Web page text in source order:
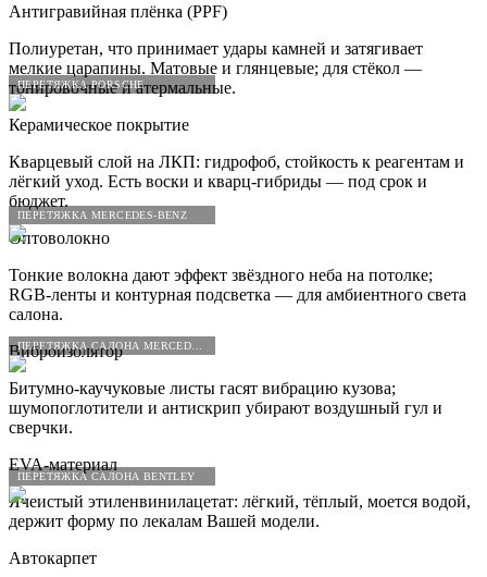
ПЕРЕТЯЖКА PORSCHE
ПЕРЕТЯЖКА MERCEDES-BENZ
ПЕРЕТЯЖКА САЛОНА BENTLEY
Антигравийная плёнка (PPF)
Полиуретан, что принимает удары камней и затягивает
мелкие царапины. Матовые и глянцевые; для стёкол —
тонировочные и атермальные.
Керамическое покрытие
Кварцевый слой на ЛКП: гидрофоб, стойкость к реагентам и
лёгкий уход. Есть воски и кварц-гибриды — под срок и
бюджет.
Оптоволокно
Тонкие волокна дают эффект звёздного неба на потолке;
RGB-ленты и контурная подсветка — для амбиентного света
салона.
Виброизолятор
Битумно-каучуковые листы гасят вибрацию кузова;
шумопоглотители и антискрип убирают воздушный гул и
сверчки.
EVA-материал
Ячеистый этиленвинилацетат: лёгкий, тёплый, моется водой,
держит форму по лекалам Вашей модели.
Автокарпет